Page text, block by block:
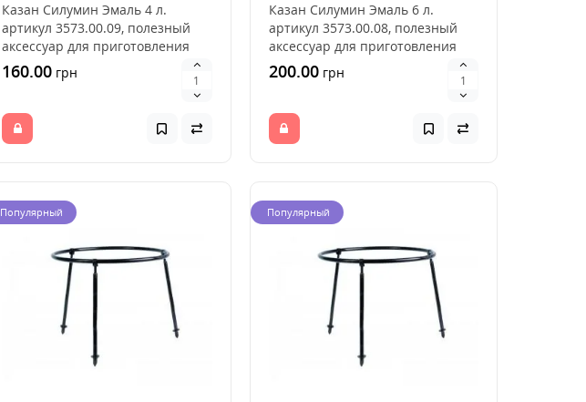
Казан Силумин Эмаль 4 л.
артикул 3573.00.09, полезный
аксессуар для приготовления
пищи на открытом о..
160.00 грн
Казан Силумин Эмаль 6 л.
артикул 3573.00.08, полезный
аксессуар для приготовления
пищи на открытом о..
200.00грн
Популярный Популярный